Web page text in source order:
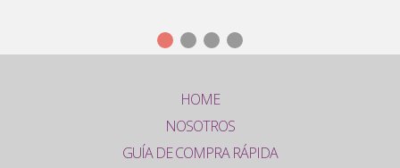
HOME
NOSOTROS
GUÍA DE COMPRA RÁPIDA